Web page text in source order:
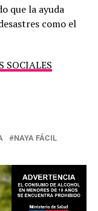
que la ayuda
como el
SOCIALES
NAYA FÁCIL